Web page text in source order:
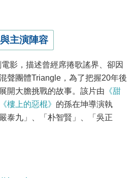
主演陣容
影，描述曾經席捲歌謠界、卻因
聲團體Triangle，為了把握20年後
開大膽挑戰的故事。該片由 《甜
《樓上的惡棍》 的孫在坤導演執
泰九」、「朴智賢」、「吳正